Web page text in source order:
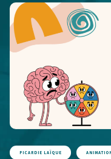
PICARDIE LAÏQUE